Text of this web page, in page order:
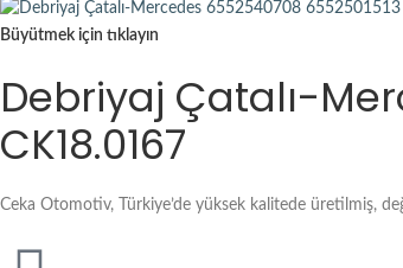
Büyütmek için tıklayın
Debriyaj Çatalı-
CK18.0167
Ceka Otomotiv, Türkiye’de yüksek kalitede üretilmiş,